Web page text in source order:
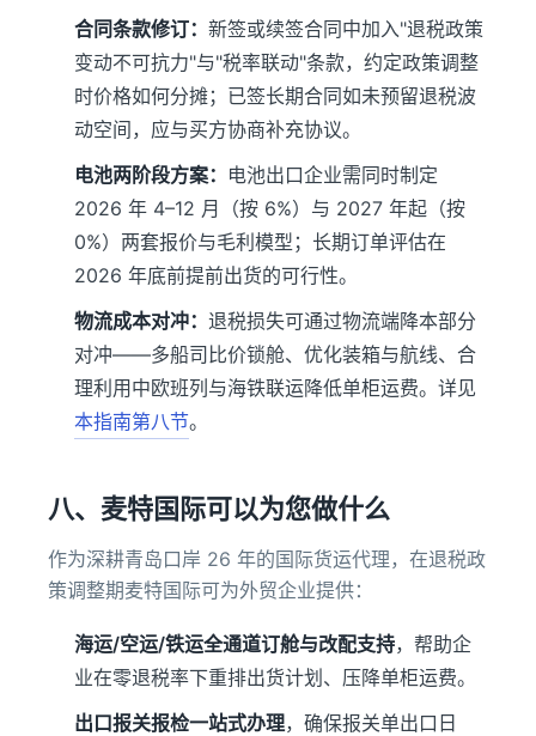
合同条款修订： 新签或续签合同中加入"退税政策
变动不可抗力"与"税率联动"条款，约定政策调整
时价格如何分摊；已签长期合同如未预留退税波
动空间，应与买方协商补充协议。
电池两阶段方案： 电池出口企业需同时制定
2026 年 4–12 月（按 6%）与 2027 年起（按
0%）两套报价与毛利模型；长期订单评估在
2026 年底前提前出货的可行性。
物流成本对冲： 退税损失可通过物流端降本部分
对冲——多船司比价锁舱、优化装箱与航线、合
理利用中欧班列与海铁联运降低单柜运费。详见
本指南第八节。
八、麦特国际可以为您做什么
作为深耕青岛口岸 26 年的国际货运代理，在退税政
策调整期麦特国际可为外贸企业提供：
海运/空运/铁运全通道订舱与改配支持，帮助企
业在零退税率下重排出货计划、压降单柜运费。
出口报关报检一站式办理，确保报关单出口日